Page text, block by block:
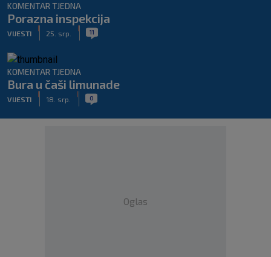
KOMENTAR TJEDNA
Porazna inspekcija
VIJESTI 25. srp. 11
KOMENTAR TJEDNA
Bura u čaši limunade
VIJESTI 18. srp. 0
Oglas